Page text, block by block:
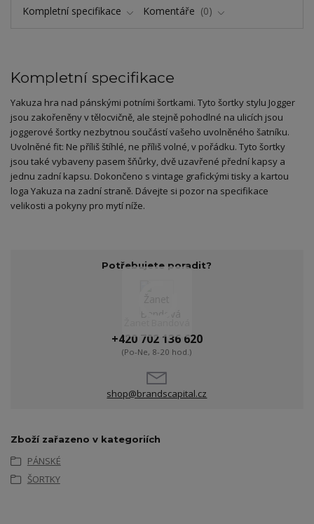
Kompletní specifikace Komentáře 0
Kompletní specifikace
Yakuza hra nad pánskými potními šortkami. Tyto šortky stylu Jogger
jsou zakořeněny v tělocvičně, ale stejně pohodlné na ulicích jsou
joggerové šortky nezbytnou součástí vašeho uvolněného šatníku.
Uvolněné fit: Ne příliš štíhlé, ne příliš volné, v pořádku. Tyto šortky
jsou také vybaveny pasem šňůrky, dvě uzavřené přední kapsy a
jednu zadní kapsu. Dokončeno s vintage grafickými tisky a kartou
loga Yakuza na zadní straně. Dávejte si pozor na specifikace
velikosti a pokyny pro mytí níže.
Potřebujete poradit?
+420 702 136 620
(Po-Ne, 8-20 hod.)
shop@brandscapital.cz
Zboží zařazeno v kategoriích
PÁNSKÉ
ŠORTKY